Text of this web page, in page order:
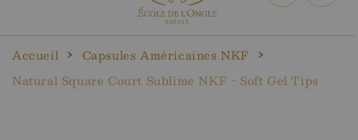
Accueil
Capsules Américaines NKF
Natural Square Court Sublime NKF - Soft Gel Tips